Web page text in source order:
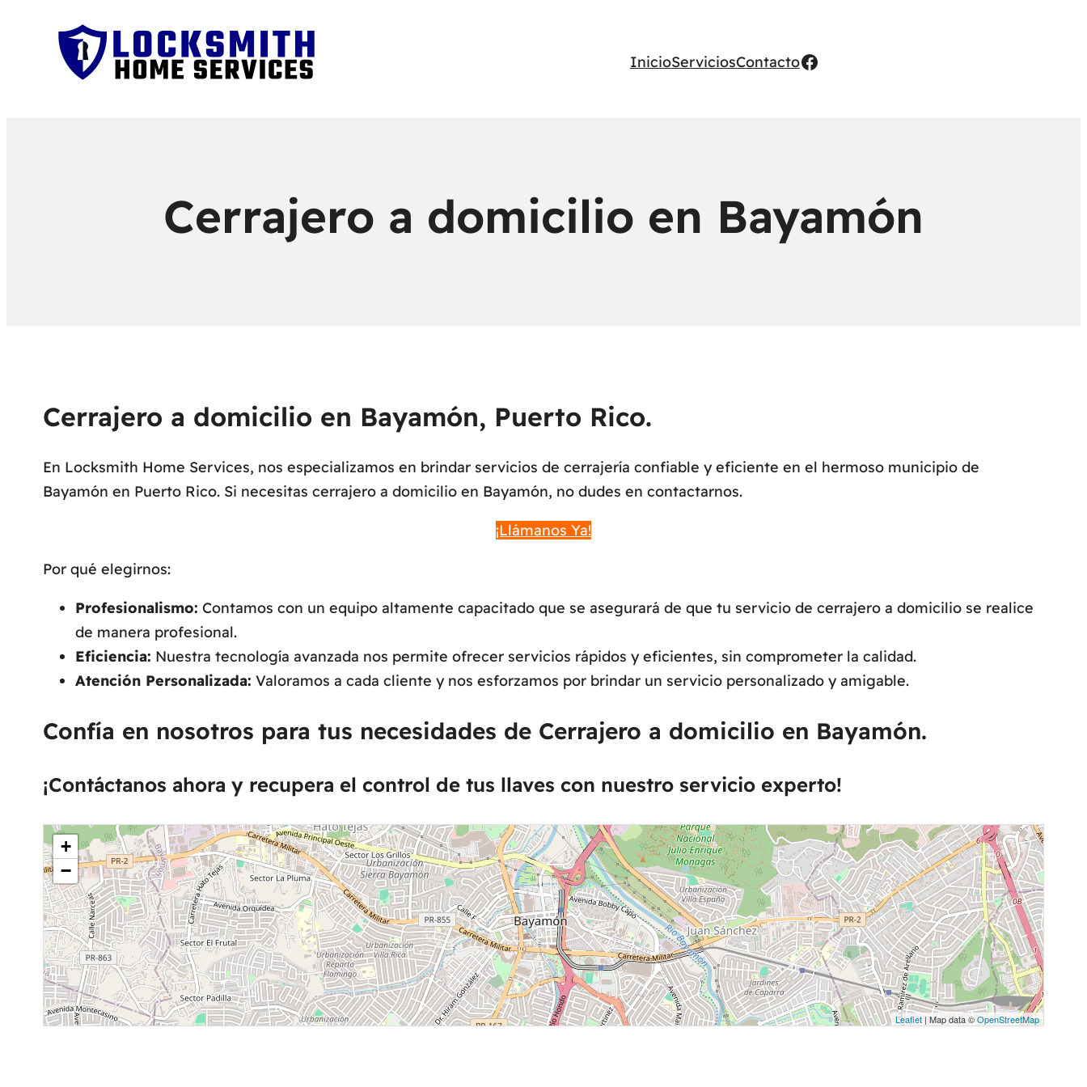
InicioServiciosContactoFacebook
Cerrajero a domicilio en Bayamón
Cerrajero a domicilio en Bayamón, Puerto Rico.
En Locksmith Home Services, nos especializamos en brindar servicios de cerrajería confiable y eficiente en el hermoso municipio de
Bayamón en Puerto Rico. Si necesitas cerrajero a domicilio en Bayamón, no dudes en contactarnos.
¡Llámanos Ya!
Por qué elegirnos:
Profesionalismo: Contamos con un equipo altamente capacitado que se asegurará de que tu servicio de cerrajero a domicilio se realice
de manera profesional.
Eficiencia: Nuestra tecnología avanzada nos permite ofrecer servicios rápidos y eficientes, sin comprometer la calidad.
Atención Personalizada: Valoramos a cada cliente y nos esforzamos por brindar un servicio personalizado y amigable.
Confía en nosotros para tus necesidades de Cerrajero a domicilio en Bayamón.
¡Contáctanos ahora y recupera el control de tus llaves con nuestro servicio experto!
+
−
Leaflet | Map data ©OpenStreetMap